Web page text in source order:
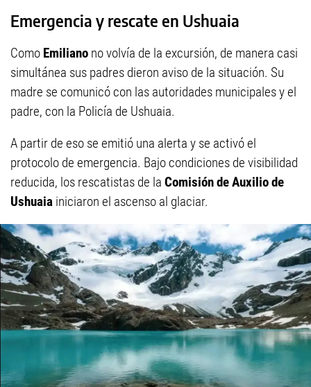
Emergencia y rescate en Ushuaia
Como Emiliano no volvía de la excursión, de manera casi
simultánea sus padres dieron aviso de la situación. Su
madre se comunicó con las autoridades municipales y el
padre, con la Policía de Ushuaia.
A partir de eso se emitió una alerta y se activó el
protocolo de emergencia. Bajo condiciones de visibilidad
reducida, los rescatistas de la Comisión de Auxilio de
Ushuaia iniciaron el ascenso al glaciar.